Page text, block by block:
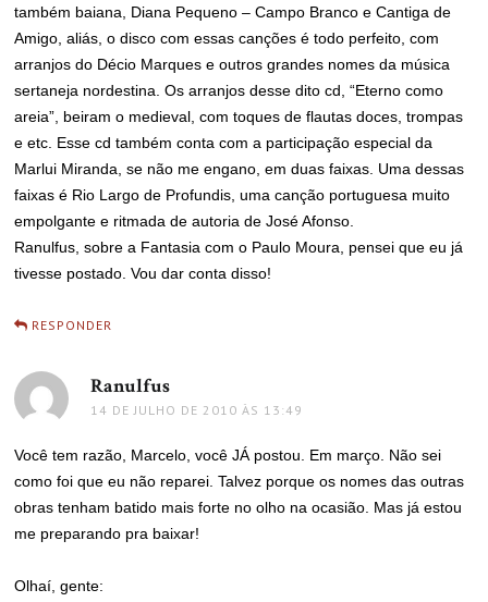
também baiana, Diana Pequeno – Campo Branco e Cantiga de
Amigo, aliás, o disco com essas canções é todo perfeito, com
arranjos do Décio Marques e outros grandes nomes da música
sertaneja nordestina. Os arranjos desse dito cd, “Eterno como
areia”, beiram o medieval, com toques de flautas doces, trompas
e etc. Esse cd também conta com a participação especial da
Marlui Miranda, se não me engano, em duas faixas. Uma dessas
faixas é Rio Largo de Profundis, uma canção portuguesa muito
empolgante e ritmada de autoria de José Afonso.
Ranulfus, sobre a Fantasia com o Paulo Moura, pensei que eu já
tivesse postado. Vou dar conta disso!
RESPONDER
Ranulfus
14 DE JULHO DE 2010 ÀS 13:49
Você tem razão, Marcelo, você JÁ postou. Em março. Não sei
como foi que eu não reparei. Talvez porque os nomes das outras
obras tenham batido mais forte no olho na ocasião. Mas já estou
me preparando pra baixar!
Olhaí, gente: